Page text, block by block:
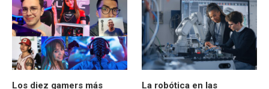
Los diez gamers más
La robótica en las